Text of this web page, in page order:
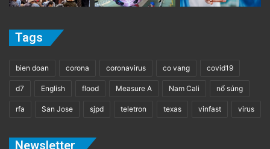
Tags
bien doan corona coronavirus co vang covid19
d7 English flood Measure A Nam Cali nổ súng
rfa San Jose sjpd teletron texas vinfast virus
Newsletter